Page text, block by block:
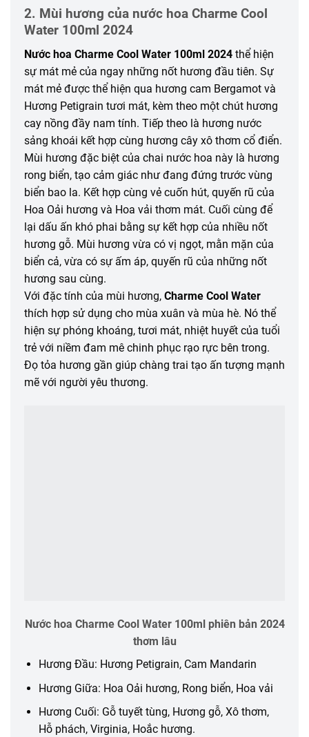
2. Mùi hương của nước hoa Charme Cool
Water 100ml 2024
Nước hoa Charme Cool Water 100ml 2024 thể hiện
sự mát mẻ của ngay những nốt hương đầu tiên. Sự
mát mẻ được thể hiện qua hương cam Bergamot và
Hương Petigrain tươi mát, kèm theo một chút hương
cay nồng đầy nam tính. Tiếp theo là hương nước
sảng khoái kết hợp cùng hương cây xô thơm cổ điển.
Mùi hương đặc biệt của chai nước hoa này là hương
rong biển, tạo cảm giác như đang đứng trước vùng
biển bao la. Kết hợp cùng vẻ cuốn hút, quyến rũ của
Hoa Oải hương và Hoa vải thơm mát. Cuối cùng để
lại dấu ấn khó phai bằng sự kết hợp của nhiều nốt
hương gỗ. Mùi hương vừa có vị ngọt, mằn mặn của
biển cả, vừa có sự ấm áp, quyến rũ của những nốt
hương sau cùng.
Với đặc tính của mùi hương, Charme Cool Water
thích hợp sử dụng cho mùa xuân và mùa hè. Nó thể
hiện sự phóng khoáng, tươi mát, nhiệt huyết của tuổi
trẻ với niềm đam mê chinh phục rạo rực bên trong.
Đọ tỏa hương gần giúp chàng trai tạo ấn tượng mạnh
mẽ với người yêu thương.
Nước hoa Charme Cool Water 100ml phiên bản 2024
thơm lâu
Hương Đầu: Hương Petigrain, Cam Mandarin
Hương Giữa: Hoa Oải hương, Rong biển, Hoa vải
Hương Cuối: Gỗ tuyết tùng, Hương gỗ, Xô thơm,
Hỗ phách, Virginia, Hoắc hương.